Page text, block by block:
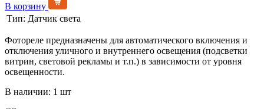
В корзину
Тип: Датчик света
Фотореле предназначены для автоматического включения и
отключения уличного и внутреннего освещения (подсветки
витрин, световой рекламы и т.п.) в зависимости от уровня
освещенности.
В наличии: 1 шт